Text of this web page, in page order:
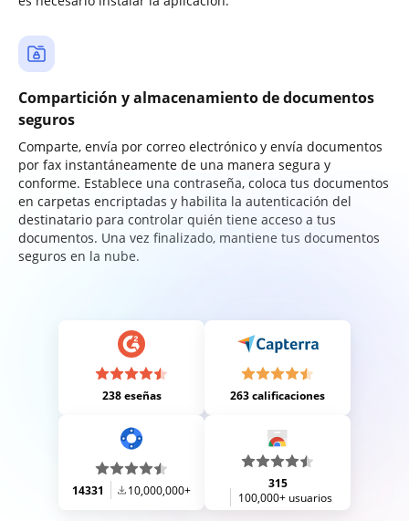
Compartición y almacenamiento de documentos
seguros
Comparte, envía por correo electrónico y envía documentos
por fax instantáneamente de una manera segura y
conforme. Establece una contraseña, coloca tus documentos
en carpetas encriptadas y habilita la autenticación del
destinatario para controlar quién tiene acceso a tus
documentos. Una vez finalizado, mantiene tus documentos
seguros en la nube.
238 eseñas 263 calificaciones
14331 10,000,000+
315
100,000+ usuarios